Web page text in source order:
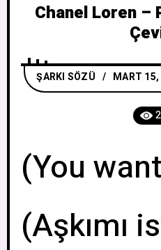
Chanel Loren
ŞARKI SÖZÜ MART
(You
(Aşkımı